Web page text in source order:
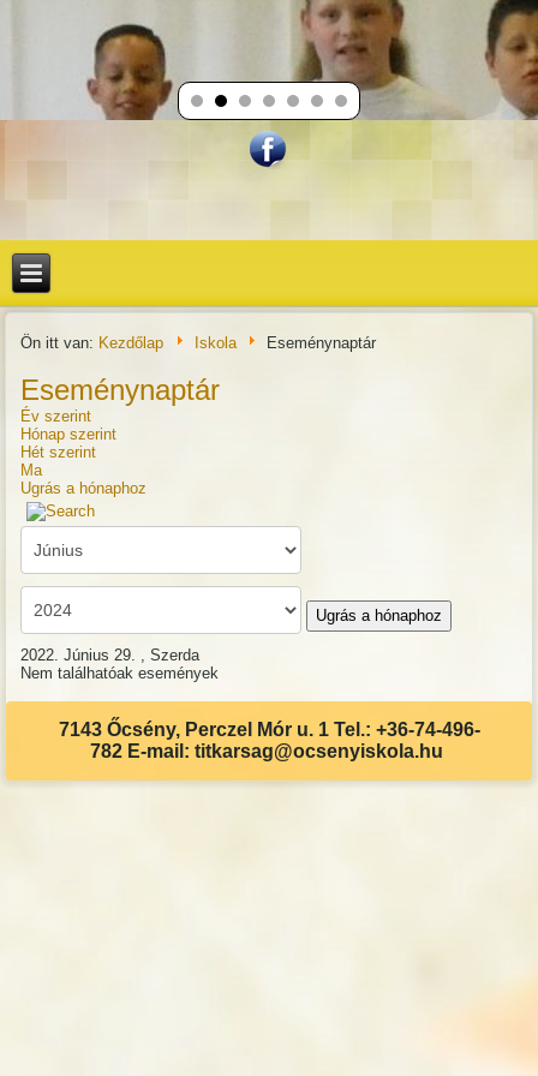
Ön itt van: Kezdőlap Iskola Eseménynaptár
Eseménynaptár
Év szerint
Hónap szerint
Hét szerint
Ma
Ugrás a hónaphoz
Ugrás a hónaphoz
2022. Június 29. , Szerda
Nem találhatóak események
7143 Őcsény, Perczel Mór u. 1 Tel.: +36-74-496-
782 E-mail: titkarsag@ocsenyiskola.hu